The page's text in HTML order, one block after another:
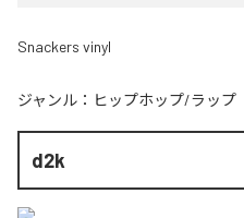
Snackers vinyl
ジャンル： ヒップホップ/ラップ
d2k